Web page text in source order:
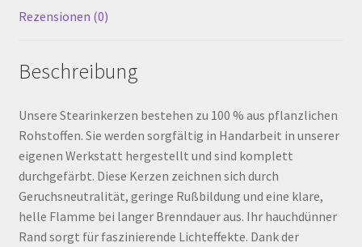
Rezensionen (0)
Beschreibung
Unsere Stearinkerzen bestehen zu 100 % aus pflanzlichen
Rohstoffen. Sie werden sorgfältig in Handarbeit in unserer
eigenen Werkstatt hergestellt und sind komplett
durchgefärbt. Diese Kerzen zeichnen sich durch
Geruchsneutralität, geringe Rußbildung und eine klare,
helle Flamme bei langer Brenndauer aus. Ihr hauchdünner
Rand sorgt für faszinierende Lichteffekte. Dank der